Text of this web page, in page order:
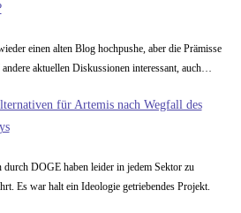
einen alten Blog hochpushe, aber die Prämisse
aktuellen Diskussionen interessant, auch…
für Artemis nach Wegfall des
durch DOGE haben leider in jedem Sektor zu
Es war halt ein Ideologie getriebendes Projekt.